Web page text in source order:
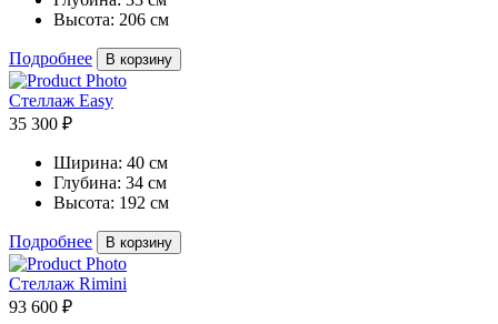
Высота: 206 см
Подробнее В корзину
Стеллаж Easy
35 300 ₽
Ширина: 40 см
Глубина: 34 см
Высота: 192 см
Подробнее В корзину
Стеллаж Rimini
93 600 ₽